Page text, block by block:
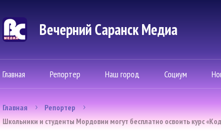
Вечерний Саранск Mедиа
Главная Репортер Наш город Социум
Главная
Репортер
Школьники и студенты Мордовии могут бесплатно освоить курс